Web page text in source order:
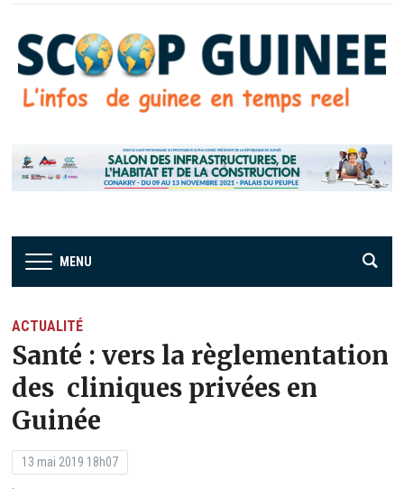
MENU
ACTUALITÉ
Santé : vers la règlementation
des cliniques privées en
Guinée
13 mai 2019 18h07